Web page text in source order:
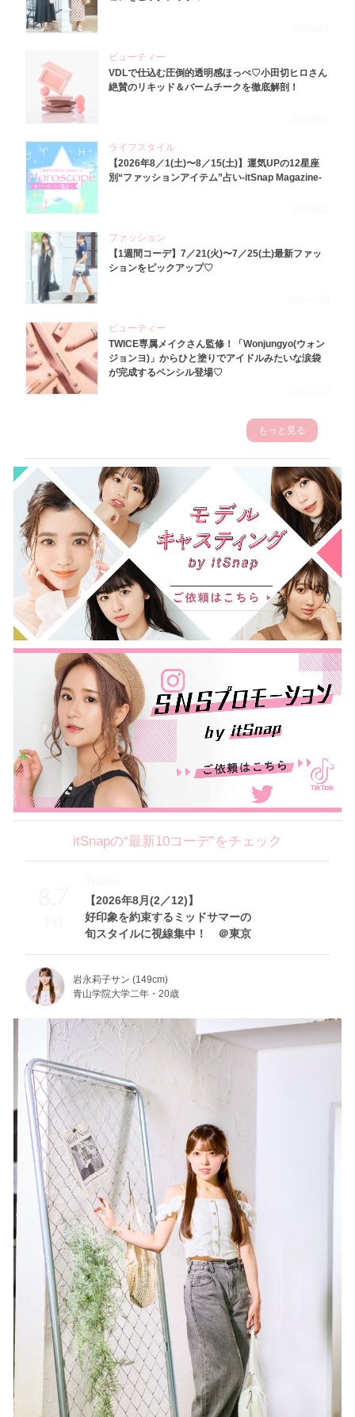
ビューティー
VDLで仕込む圧倒的透明感ほっぺ♡小田切ヒロさん
絶賛のリキッド＆バームチークを徹底解剖！
ライフスタイル
【2026年8／1(土)〜8／15(土)】運気UPの12星座
別“ファッションアイテム”占い-itSnap Magazine-
ファッション
【1週間コーデ】7／21(火)〜7／25(土)最新ファッ
ションをピックアップ♡
ビューティー
TWICE専属メイクさん監修！「Wonjungyo(ウォン
ジョンヨ)」からひと塗りでアイドルみたいな涙袋
が完成するペンシル登場♡
もっと見る
itSnapの“最新10コーデ”をチェック
8.7
Fri
【2026年8月(2／12)】
好印象を約束するミッドサマーの
旬スタイルに視線集中！ ＠東京
Theme
岩永莉子サン (149cm)
青山学院大学二年・20歳